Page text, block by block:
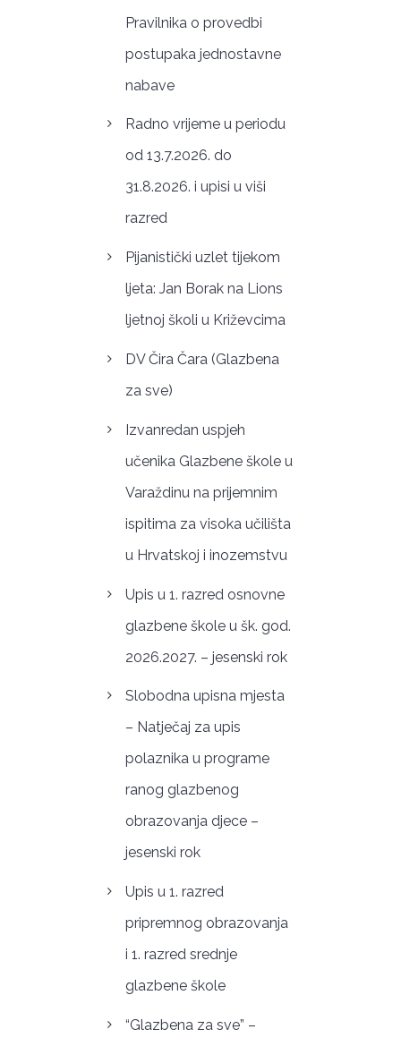
Pravilnika o provedbi
postupaka jednostavne
nabave
Radno vrijeme u periodu
od 13.7.2026. do
31.8.2026. i upisi u viši
razred
Pijanistički uzlet tijekom
ljeta: Jan Borak na Lions
ljetnoj školi u Križevcima
DV Čira Čara (Glazbena
za sve)
Izvanredan uspjeh
učenika Glazbene škole u
Varaždinu na prijemnim
ispitima za visoka učilišta
u Hrvatskoj i inozemstvu
Upis u 1. razred osnovne
glazbene škole u šk. god.
2026.2027. – jesenski rok
Slobodna upisna mjesta
– Natječaj za upis
polaznika u programe
ranog glazbenog
obrazovanja djece –
jesenski rok
Upis u 1. razred
pripremnog obrazovanja
i 1. razred srednje
glazbene škole
“Glazbena za sve” –